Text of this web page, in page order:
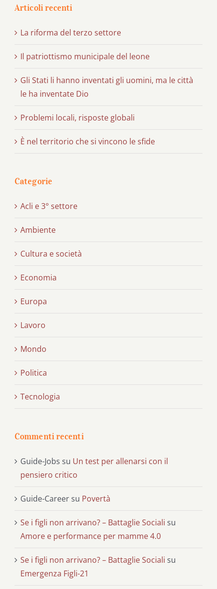
Articoli recenti
La riforma del terzo settore
Il patriottismo municipale del leone
Gli Stati li hanno inventati gli uomini, ma le città
le ha inventate Dio
Problemi locali, risposte globali
È nel territorio che si vincono le sfide
Categorie
Acli e 3° settore
Ambiente
Cultura e società
Economia
Europa
Lavoro
Mondo
Politica
Tecnologia
Commenti recenti
Guide-Jobs su Un test per allenarsi con il
pensiero critico
Guide-Career su Povertà
Se i figli non arrivano? – Battaglie Sociali su
Amore e performance per mamme 4.0
Se i figli non arrivano? – Battaglie Sociali su
Emergenza Figli-21